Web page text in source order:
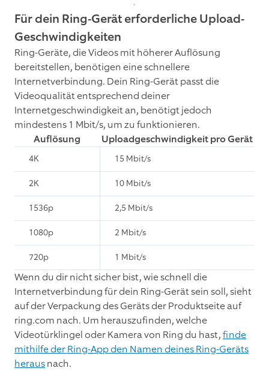
Für dein Ring-Gerät erforderliche Upload-
Geschwindigkeiten
Ring-Geräte, die Videos mit höherer Auflösung
bereitstellen, benötigen eine schnellere
Internetverbindung. Dein Ring-Gerät passt die
Videoqualität entsprechend deiner
Internetgeschwindigkeit an, benötigt jedoch
mindestens 1 Mbit/s, um zu funktionieren.
Auflösung
Uploadgeschwindigkeit pro Gerät
4K 15 Mbit/s
2K 10 Mbit/s
1536p 2,5 Mbit/s
1080p 2 Mbit/s
720p 1 Mbit/s
Wenn du dir nicht sicher bist, wie schnell die
Internetverbindung für dein Ring-Gerät sein soll, sieht
auf der Verpackung des Geräts der Produktseite auf
ring.com nach. Um herauszufinden, welche
Videotürklingel oder Kamera von Ring du hast,finde
mithilfe der Ring-App den Namen deines Ring-Geräts
herausnach.